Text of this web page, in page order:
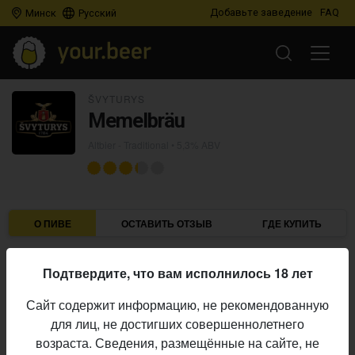
Минск Русский Добавьте заведение FAQ
Memelbräu
О ПИВЕ ОСТАВИТЬ ОТЗЫВ ГДЕ КУПИТЬ
Пивоварня:
Алкоголь:
5,3%
Производство:
постоянный выпуск
Начало
Подтвердите, что вам исполнилось 18 лет
Сайт содержит информацию, не рекомендованную
для лиц, не достигших совершеннолетнего
возраста. Сведения, размещённые на сайте, не